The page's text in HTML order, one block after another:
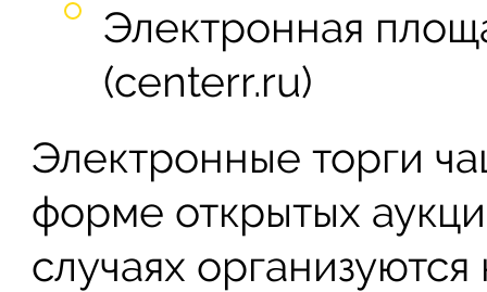
Электронная
(centerr.ru)
Электронные торги
форме открытых
случаях